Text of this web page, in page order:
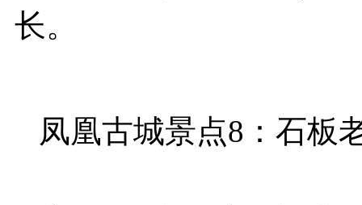
长。
凤凰古城景点8：石板